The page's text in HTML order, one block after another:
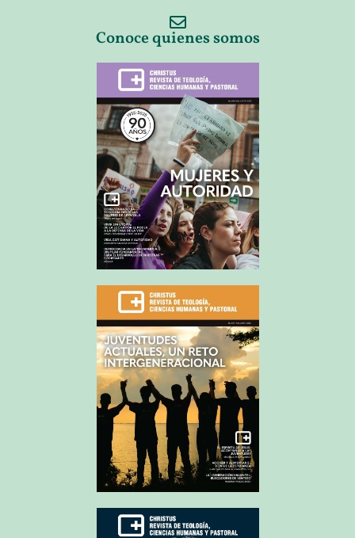
Conoce quienes somos